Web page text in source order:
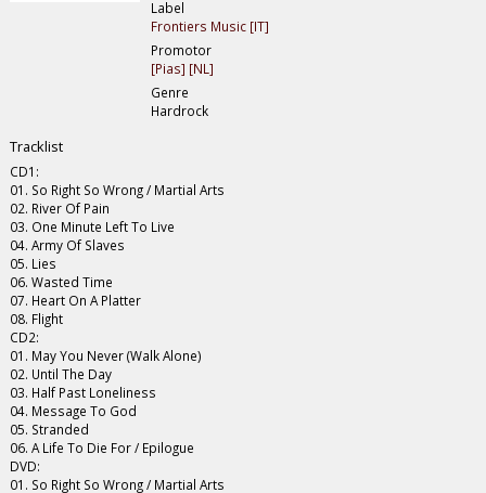
Label
Frontiers Music [IT]
Promotor
[Pias] [NL]
Genre
Hardrock
Tracklist
CD1:
01. So Right So Wrong / Martial Arts
02. River Of Pain
03. One Minute Left To Live
04. Army Of Slaves
05. Lies
06. Wasted Time
07. Heart On A Platter
08. Flight
CD2:
01. May You Never (Walk Alone)
02. Until The Day
03. Half Past Loneliness
04. Message To God
05. Stranded
06. A Life To Die For / Epilogue
DVD:
01. So Right So Wrong / Martial Arts